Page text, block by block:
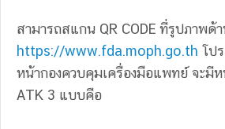
สามารถสแกน QR CODE ที่รูปภาพ
https://www.fda.moph.go.th โป
หน้ากองควบคุมเครื่องมือแพทย์ จะมี
ATK 3 แบบคือ